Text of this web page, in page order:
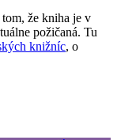
že kniha je v
požičaná. Tu
knižníc, o